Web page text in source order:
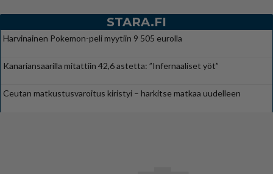
STARA.FI
Harvinainen Pokemon-peli myytiin 9 505 eurolla
Kanariansaarilla mitattiin 42,6 astetta: ”Infernaaliset yöt”
Ceutan matkustusvaroitus kiristyi – harkitse matkaa uudelleen